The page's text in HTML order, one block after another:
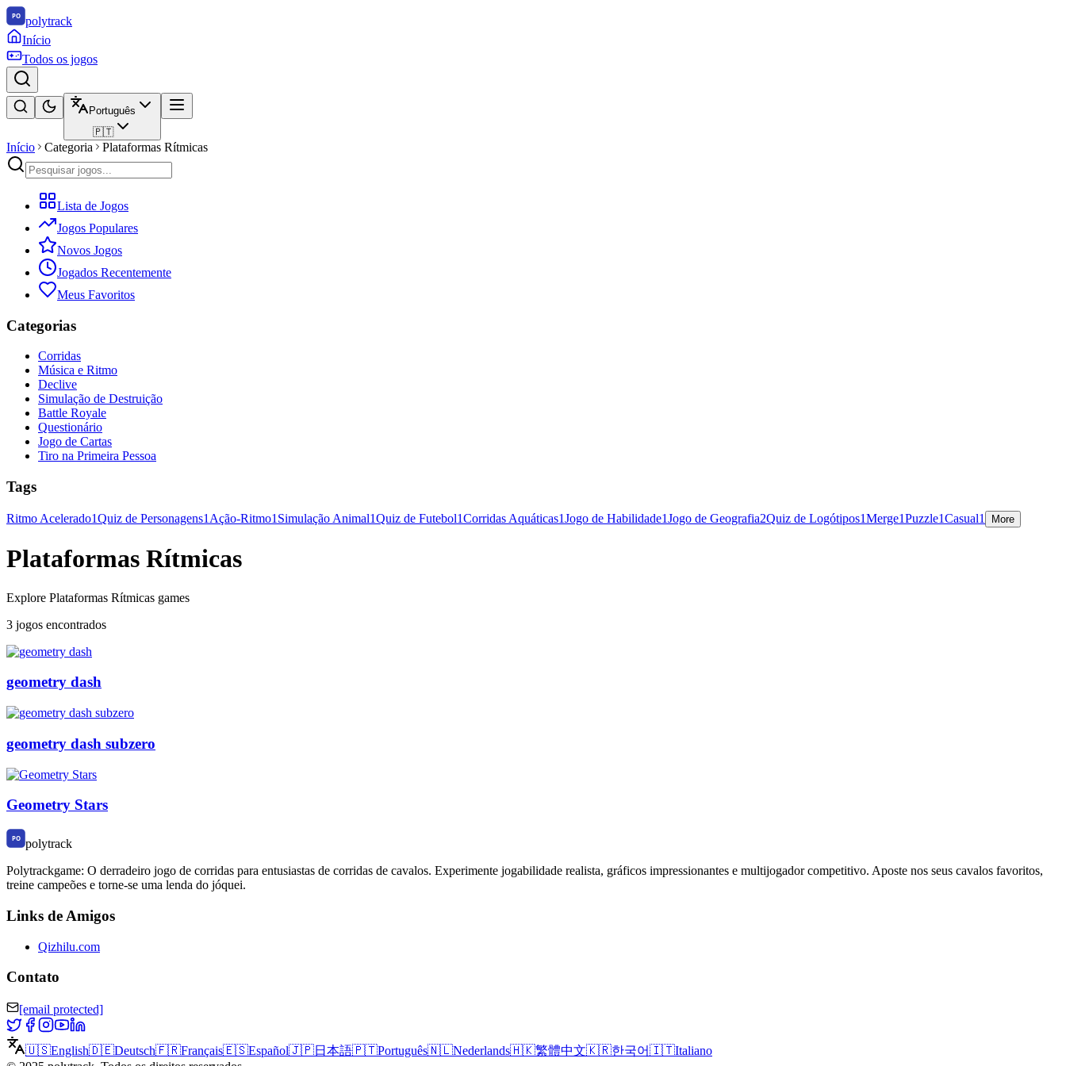
polytrack
Início
Todos os jogos
Português
🇵🇹
Início Categoria Plataformas Rítmicas
Lista de Jogos
Jogos Populares
Novos Jogos
Jogados Recentemente
Meus Favoritos
Categorias
Corridas
Música e Ritmo
Declive
Simulação de Destruição
Battle Royale
Questionário
Jogo de Cartas
Tiro na Primeira Pessoa
Tags
Ritmo Acelerado1Quiz de Personagens1 Ação-Ritmo1 Simulação Animal1Quiz de Futebol1Corridas Aquáticas1Jogo de Habilidade1Jogo de Geografia2Quiz de Logótipos1Merge1Puzzle1Casual1 More
Plataformas Rítmicas
Explore Plataformas Rítmicas games
3 jogos encontrados
geometry dash
geometry dash subzero
Geometry Stars
polytrack
Polytrackgame: O derradeiro jogo de corridas para entusiastas de corridas de cavalos. Experimente jogabilidade realista, gráficos impressionantes e multijogador competitivo. Aposte nos seus cavalos favoritos,
treine campeões e torne-se uma lenda do jóquei.
Links de Amigos
Qizhilu.com
Contato
[email protected]
🇺🇸English🇩🇪Deutsch🇫🇷Français🇪🇸Español🇯🇵日本語🇵🇹Português🇳🇱Nederlands🇭🇰繁體中文🇰🇷한국어🇮🇹Italiano